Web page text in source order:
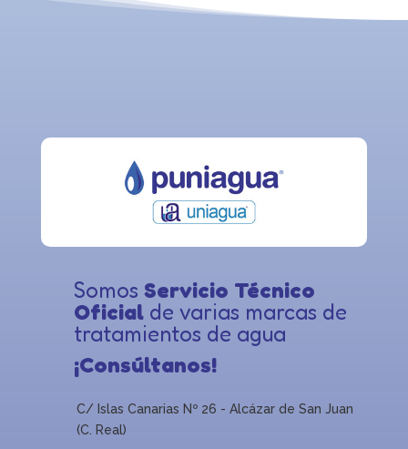
Somos Servicio Técnico
Oficialde varias marcas de
tratamientos de agua
¡Consúltanos!
C/ Islas Canarias Nº 26 - Alcázar de San Juan
(C. Real)